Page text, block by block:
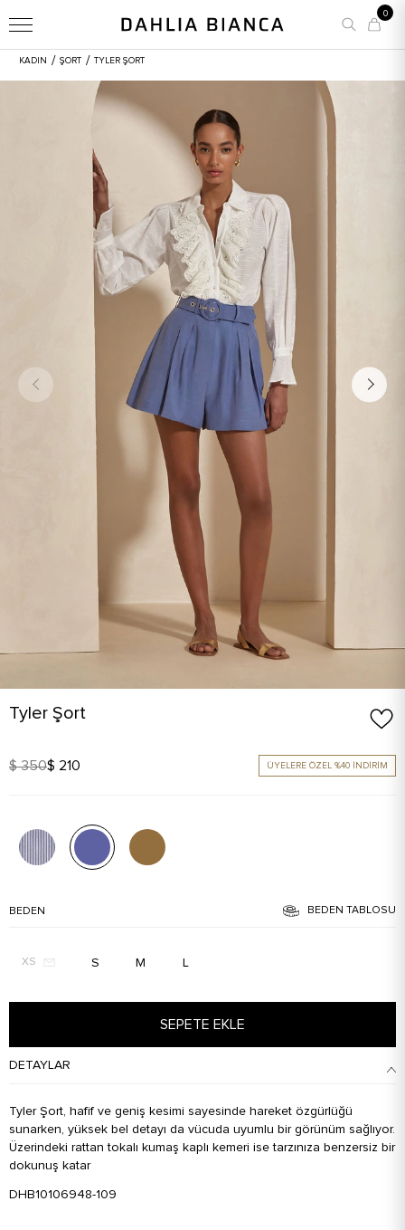
0
KADIN / ŞORT / TYLER ŞORT
Tyler Şort
$ 350$ 210 ÜYELERE ÖZEL %40 İNDİRİM
BEDEN BEDEN TABLOSU
XS S M L
SEPETE EKLE
DETAYLAR
Tyler Şort, hafif ve geniş kesimi sayesinde hareket özgürlüğü
sunarken, yüksek bel detayı da vücuda uyumlu bir görünüm sağlıyor.
Üzerindeki rattan tokalı kumaş kaplı kemeri ise tarzınıza benzersiz bir
dokunuş katar
DHB10106948-109